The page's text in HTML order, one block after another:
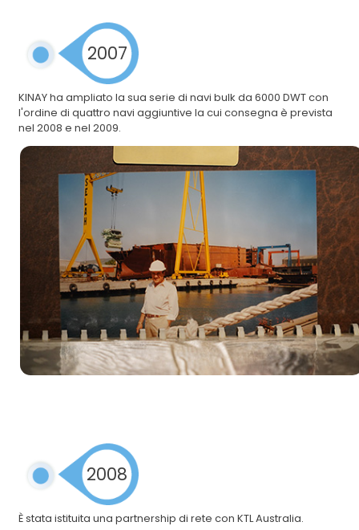
2007
KINAY ha ampliato la sua serie di navi bulk da 6000 DWT con
l'ordine di quattro navi aggiuntive la cui consegna è prevista
nel 2008 e nel 2009.
2008
È stata istituita una partnership di rete con KTL Australia.